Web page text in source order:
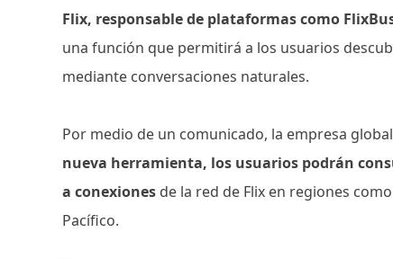
Flix, responsable de plataformas como
una función que permitirá a los usuarios
mediante conversaciones naturales.
Por medio de un comunicado, la empresa
nueva herramienta, los usuarios podrán
a conexiones de la red de Flix en regiones
Pacífico.